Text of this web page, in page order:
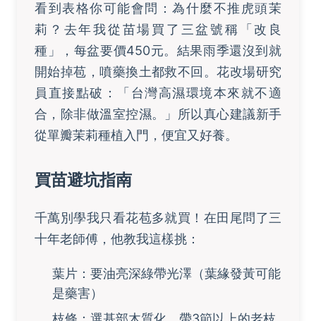
看到表格你可能會問：為什麼不推虎頭茉
莉？去年我從苗場買了三盆號稱「改良
種」，每盆要價450元。結果雨季還沒到就
開始掉苞，噴藥換土都救不回。花改場研究
員直接點破：「台灣高濕環境本來就不適
合，除非做溫室控濕。」所以真心建議新手
從單瓣茉莉種植入門，便宜又好養。
買苗避坑指南
千萬別學我只看花苞多就買！在田尾問了三
十年老師傅，他教我這樣挑：
葉片：要油亮深綠帶光澤（葉緣發黃可能
是藥害）